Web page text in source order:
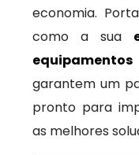
economia.
como a sua
equipamentos
garantem um
pronto para
as melhores